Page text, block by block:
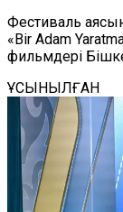
Фестиваль
«Bir Adam
фильмдері
ҰСЫНЫЛҒАН